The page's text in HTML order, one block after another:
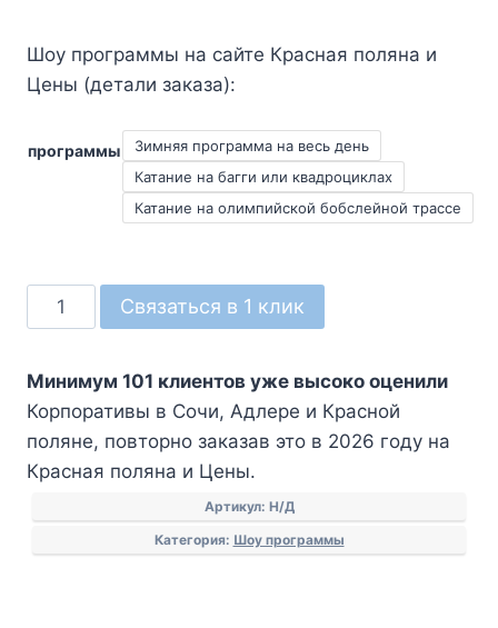
Шоу программы на сайте Красная поляна и
Цены (детали заказа):
программы
Зимняя программа на весь день
Катание на багги или квадроциклах
Катание на олимпийской бобслейной трассе
Количество
товара
в
Сочи,
Адлере
и
Связаться в 1 клик
Минимум 101 клиентов уже высоко оценили
Корпоративы в Сочи, Адлере и Красной
поляне, повторно заказав это в 2026 году на
Красная поляна и Цены.
Артикул: Н/Д
Категория: Шоу программы